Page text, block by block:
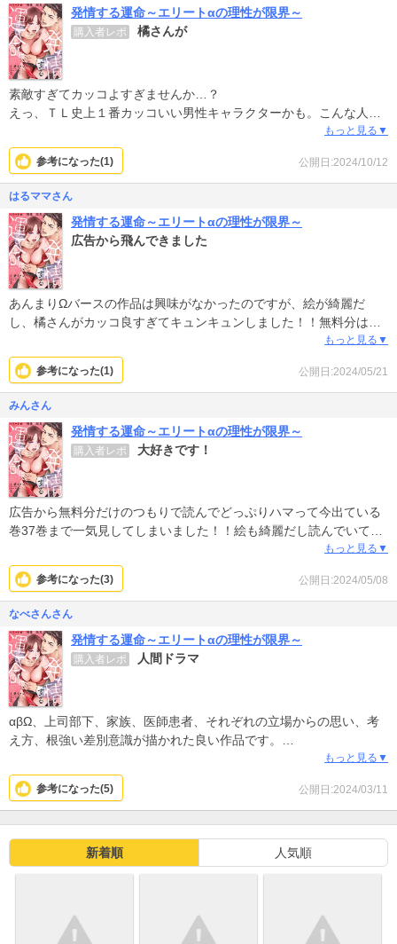
発情する運命～エリートαの理性が限界～
購入者レポ 橘さんが
素敵すぎてカッコよすぎませんか…？
えっ、ＴＬ史上１番カッコいい男性キャラクターかも。こんな人と
運命の番な主人公、幸せすぎて今までの苦労全部報われる。もっと見る▼
公開日:2024/10/12
参考になった(1)
はるママさん
発情する運命～エリートαの理性が限界～
広告から飛んできました
あんまりΩバースの作品は興味がなかったのですが、絵が綺麗だ
し、橘さんがカッコ良すぎてキュンキュンしました！！無料分は一
気に読み進めてしまったので、これから続きを購入したいと思いま
す♡
もっと見る▼
公開日:2024/05/21
参考になった(1)
みんさん
発情する運命～エリートαの理性が限界～
購入者レポ 大好きです！
広告から無料分だけのつもりで読んでどっぷりハマって今出ている
巻37巻まで一気見してしまいました！！絵も綺麗だし読んでいてド
もっと見る▼
公開日:2024/05/08
参考になった(3)
なべさんさん
発情する運命～エリートαの理性が限界～
購入者レポ 人間ドラマ
αβΩ、上司部下、家族、医師患者、それぞれの立場からの思い、考
え方、根強い差別意識が描かれた良い作品です。
TL作品としてではなく、性描写多めの人間ドラマとして楽しく読ま
せてもらってます。
絵もきれいで、主人公二人の性格、人間性が好感が持てます。
最新刊が出るのが毎回楽しみです。
もっと見る▼
公開日:2024/03/11
参考になった(5)
新着順 人気順